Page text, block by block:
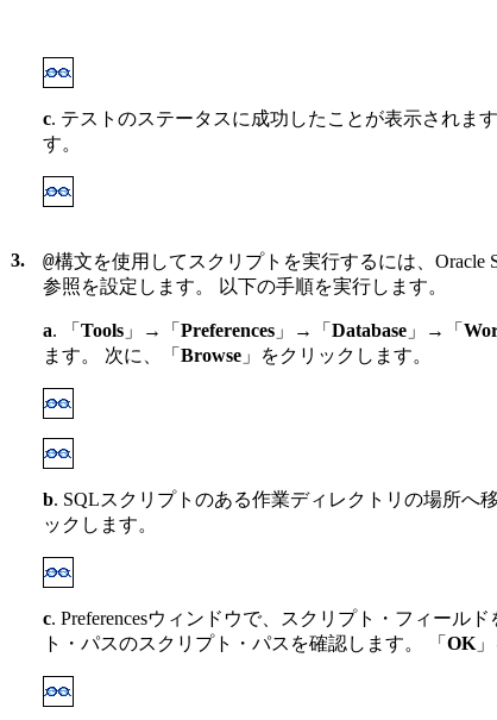
c. テストのステータスに成功したことが表示されます
す。
3. @構文を使用してスクリプトを実行するには、Oracle
参照を設定します。 以下の手順を実行します。
a. 「 Tools 」→「 Preferences 」→「 Database 」→「
ます。 次に、「 Browse 」をクリックします。
b. SQLスクリプトのある作業ディレクトリの場所へ
ックします。
c. Preferencesウィンドウで、スクリプト・フィール
ト・パスのスクリプト・パスを確認します。 「 OK